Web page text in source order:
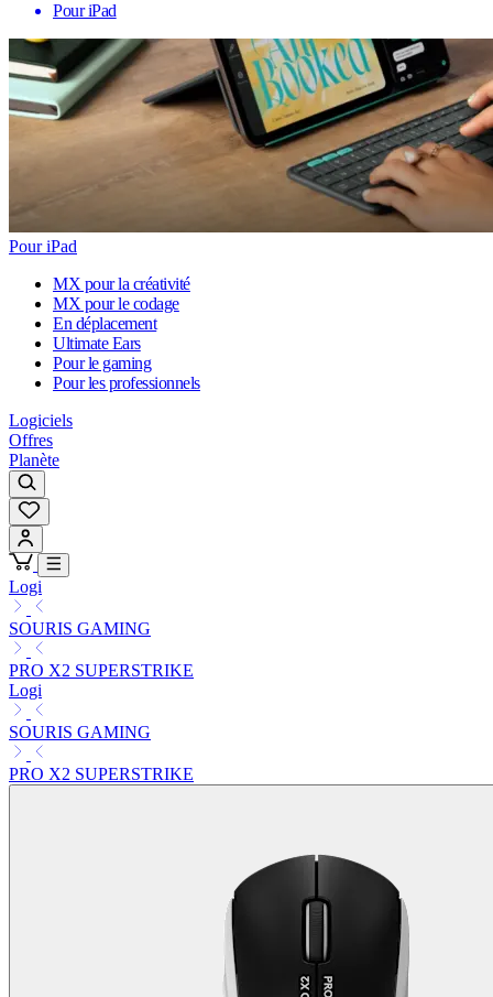
Pour iPad
Pour iPad
MX pour la créativité
MX pour le codage
En déplacement
Ultimate Ears
Pour le gaming
Pour les professionnels
Logiciels
Offres
Planète
Logi
SOURIS GAMING
PRO X2 SUPERSTRIKE
Logi
SOURIS GAMING
PRO X2 SUPERSTRIKE